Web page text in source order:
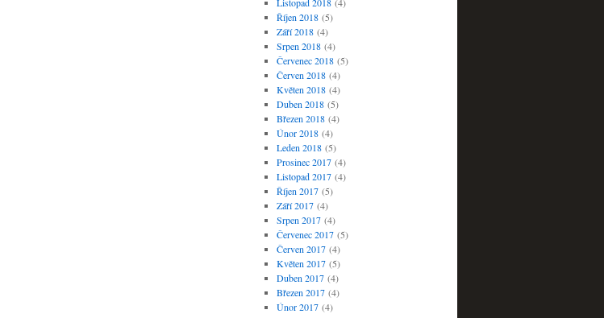
Říjen 2018(5)
Září 2018(4)
Srpen 2018(4)
Červenec 2018(5)
Červen 2018(4)
Květen 2018(4)
Duben 2018(5)
Březen 2018(4)
Únor 2018(4)
Leden 2018(5)
Prosinec 2017(4)
Listopad 2017(4)
Říjen 2017(5)
Září 2017(4)
Srpen 2017(4)
Červenec 2017(5)
Červen 2017(4)
Květen 2017(5)
Duben 2017(4)
Březen 2017(4)
Únor 2017(4)